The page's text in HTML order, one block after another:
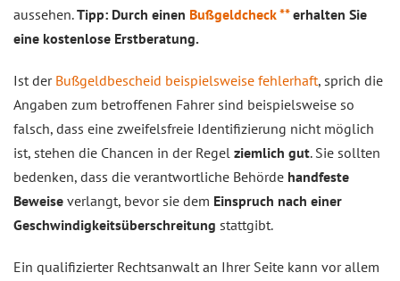
aussehen.Tipp: Durch einen Bußgeldcheck **erhalten Sie
eine kostenlose Erstberatung.
Ist der Bußgeldbescheid beispielsweise fehlerhaft, sprich die
Angaben zum betroffenen Fahrer sind beispielsweise so
falsch, dass eine zweifelsfreie Identifizierung nicht möglich
ist, stehen die Chancen in der Regel ziemlich gut. Sie sollten
bedenken, dass die verantwortliche Behörde handfeste
Beweise verlangt, bevor sie dem Einspruch nach einer
Geschwindigkeitsüberschreitung stattgibt.
Ein qualifizierter Rechtsanwalt an Ihrer Seite kann vor allem